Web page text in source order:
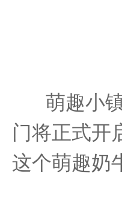
萌趣小
门将正式开
这个萌趣奶